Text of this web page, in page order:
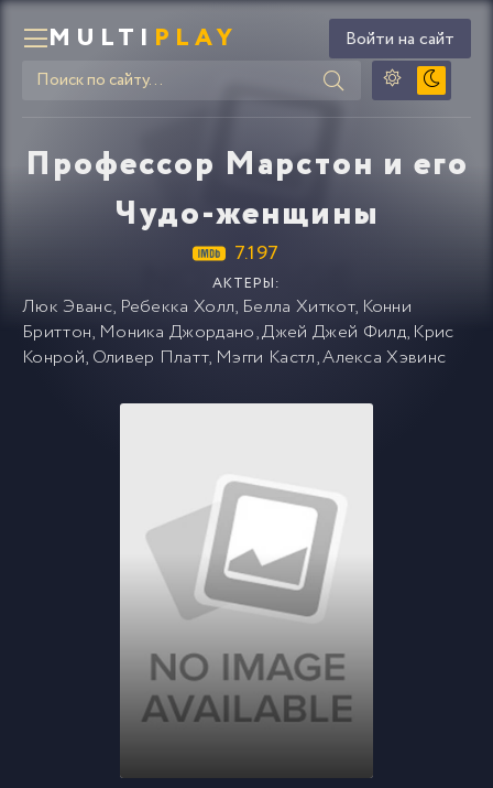
MULTI PLAY Войти на сайт
Профессор Марстон и его
Чудо-женщины
7.197
АКТЕРЫ:
Люк Эванс, Ребекка Холл, Белла Хиткот, Конни
Бриттон, Моника Джордано,Джей Джей Филд, Крис
Конрой, Оливер Платт, Мэгги Кастл,Алекса Хэвинс